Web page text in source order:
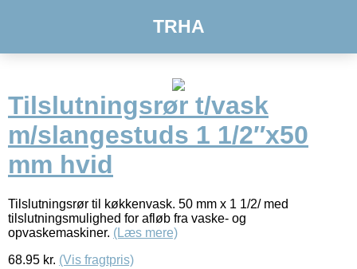
TRHA
Tilslutningsrør t/vask
m/slangestuds 1 1/2″x50
mm hvid
Tilslutningsrør til køkkenvask. 50 mm x 1 1/2/ med
tilslutningsmulighed for afløb fra vaske- og
opvaskemaskiner. (Læs mere)
68.95 kr. (Vis fragtpris)